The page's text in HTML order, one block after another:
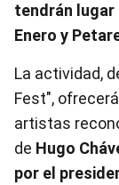
tendrán lugar
Enero y
La actividad,
Fest",
artistas
de Hugo
por el